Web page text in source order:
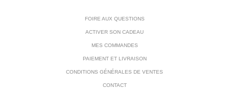
FOIRE AUX QUESTIONS
ACTIVER SON CADEAU
MES COMMANDES
PAIEMENT ET LIVRAISON
CONDITIONS GÉNÉRALES DE VENTES
CONTACT